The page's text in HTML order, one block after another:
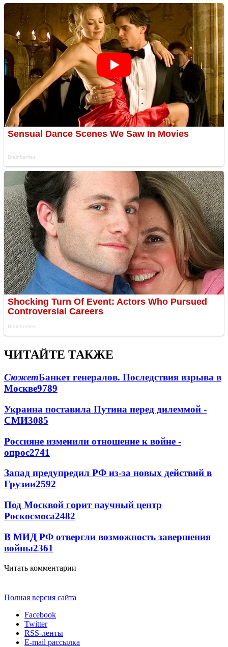
ЧИТАЙТЕ ТАКЖЕ
СюжетБанкет генералов. Последствия взрыва в
Москве9789
Украина поставила Путина перед дилеммой -
СМИ3085
Россияне изменили отношение к войне -
опрос2741
Запад предупредил РФ из-за новых действий в
Грузии2592
Под Москвой горит научный центр
Роскосмоса2482
В МИД РФ отвергли возможность завершения
войны2361
Читать комментарии
Полная версия сайта
Facebook
Twitter
RSS-ленты
E-mail рассылка